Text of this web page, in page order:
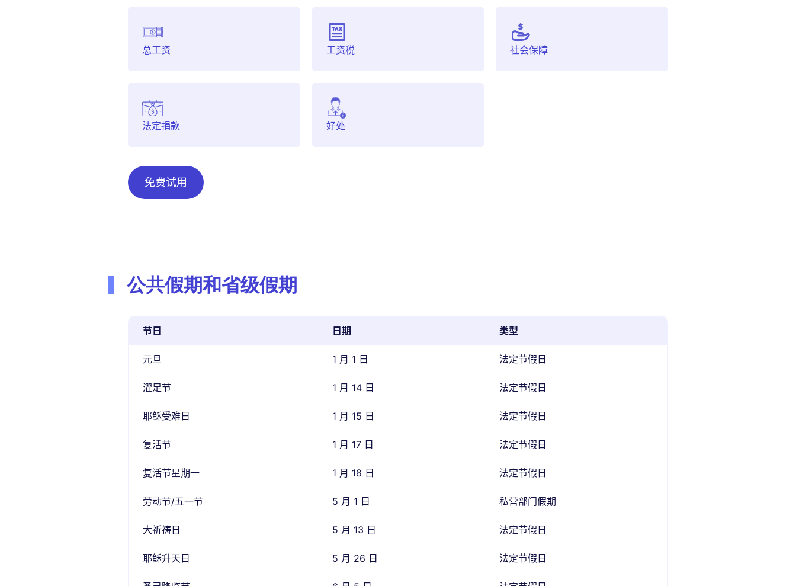
总工资 工资税 社会保障
法定捐款 好处
免费试用
公共假期和省级假期
节日 日期 类型
元旦 1 月 1 日 法定节假日
濯足节 1 月 14 日 法定节假日
耶稣受难日 1 月 15 日 法定节假日
复活节 1 月 17 日 法定节假日
复活节星期一 1 月 18 日 法定节假日
劳动节/五一节 5 月 1 日 私营部门假期
大祈祷日 5 月 13 日 法定节假日
耶稣升天日 5 月 26 日 法定节假日